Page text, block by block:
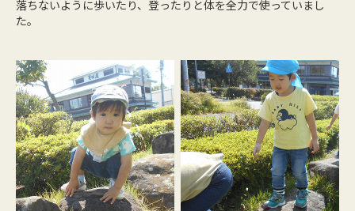
落ちないように歩いたり、登ったりと体を全力で使っていまし
た。